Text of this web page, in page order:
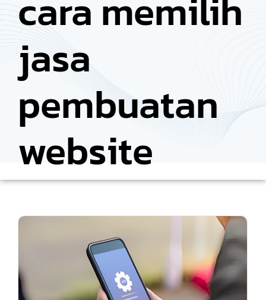
jasa
pembuatan
website